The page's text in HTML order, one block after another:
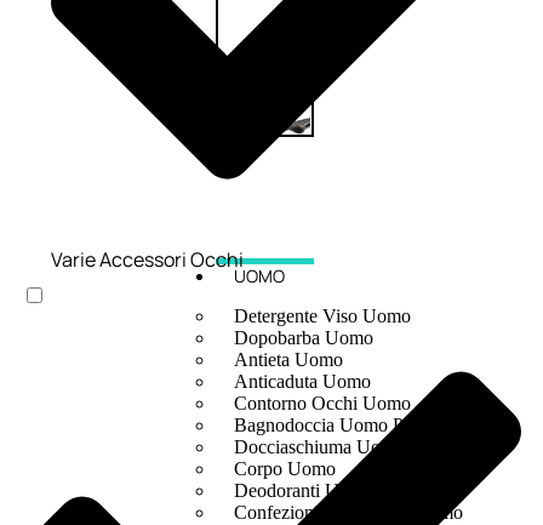
UOMO
Detergente Viso Uomo
Dopobarba Uomo
Antieta Uomo
Anticaduta Uomo
Contorno Occhi Uomo
Bagnodoccia Uomo Profumi
Docciaschiuma Uomo
Corpo Uomo
Deodoranti Uomo
Confezioni Trattamenti Uomo
Varie Accessori Occhi